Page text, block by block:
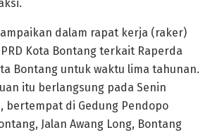
dalam rapat kerja (raker)
Kota Bontang terkait Raperda
Bontang untuk waktu lima tahunan.
itu berlangsung pada Senin
bertempat di Gedung Pendopo
Jalan Awang Long, Bontang